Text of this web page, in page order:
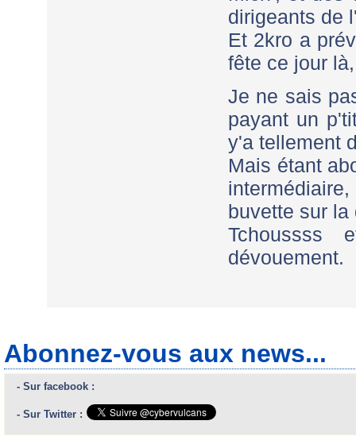
dirigeants de
Et 2kro a
fête ce jour
Je ne sais
payant un
y'a tellement
Mais étant
buvette sur
Tchoussss
dévouement.
Abonnez-vous aux news...
- Sur facebook :
- Sur Twitter :